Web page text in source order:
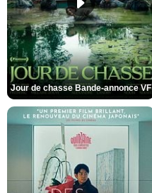
Jour de chasse Bande-annonce VF